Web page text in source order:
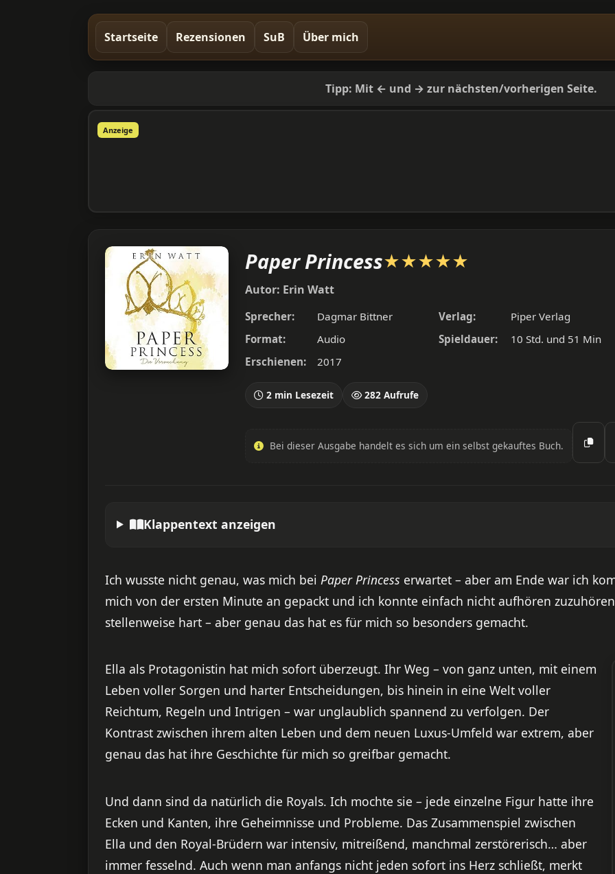
Startseite Rezensionen SuB Über mich
Tipp: Mit ← und → zur nächsten/vorherigen Seite.
Anzeige
Paper Princess★★★★★
Autor: Erin Watt
Sprecher: Dagmar Bittner Verlag: Piper Verlag
Format:
Audio Spieldauer: 10 Std. und 51 Min
Erschienen:
2017
2 min Lesezeit 282 Aufrufe
Bei dieser Ausgabe handelt es sich um ein selbst gekauftes Buch.
Klappentext anzeigen
Ich wusste nicht genau, was mich bei Paper Princess erwartet – aber am Ende war ich
mich von der ersten Minute an gepackt und ich konnte einfach nicht aufhören
stellenweise hart – aber genau das hat es für mich so besonders gemacht.
Ella als Protagonistin hat mich sofort überzeugt. Ihr Weg – von ganz unten, mit einem
Leben voller Sorgen und harter Entscheidungen, bis hinein in eine Welt voller
Reichtum, Regeln und Intrigen – war unglaublich spannend zu verfolgen. Der
Kontrast zwischen ihrem alten Leben und dem neuen Luxus-Umfeld war extrem, aber
genau das hat ihre Geschichte für mich so greifbar gemacht.
Und dann sind da natürlich die Royals. Ich mochte sie – jede einzelne Figur hatte ihre
Ecken und Kanten, ihre Geheimnisse und Probleme. Das Zusammenspiel zwischen
Ella und den Royal-Brüdern war intensiv, mitreißend, manchmal zerstörerisch… aber
immer fesselnd. Auch wenn man anfangs nicht jeden sofort ins Herz schließt, merkt